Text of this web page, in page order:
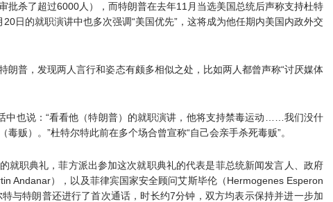
批杀了超过6000人），而特朗普在去年11月当选美国总统后声称支持杜特
日的就职演讲中也多次强调“美国优先”，这将成为他任期内美国内政外交
朗普，发现两人言行和姿态有颇多相似之处，比如两人都曾声称“讨厌媒体
中也说：“看看他（特朗普）的就职演讲，他将支持禁毒运动……我们没什
贩）。”杜特尔特此前在多个场合曾宣称“自己会亲手杀死毒贩”。
就职典礼，菲方派出参加这次就职典礼的代表是菲总统新闻发言人、政府
Andanar），以及菲律宾国家安全顾问艾斯毕伦（Hermogenes Esperon
与特朗普还进行了首次通话，时长约7分钟，双方均表示保持并进一步加